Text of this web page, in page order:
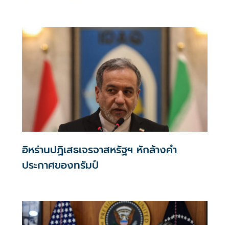
อิหร่านปฏิเสธเจรจาสหรัฐฯ หักล้างคำ
ประกาศของทรัมป์